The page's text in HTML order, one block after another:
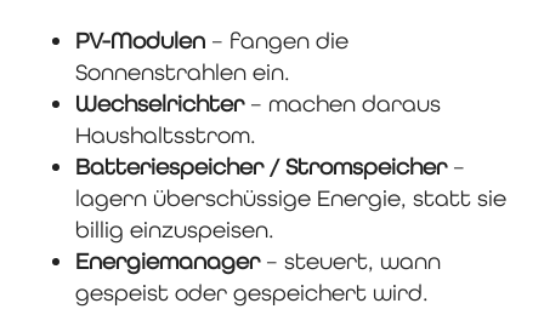
PV-Modulen – fangen die
Sonnenstrahlen ein.
Wechselrichter– machen daraus
Haushaltsstrom.
Batteriespeicher / Stromspeicher–
lagern überschüssige Energie, statt sie
billig einzuspeisen.
Energiemanager– steuert, wann
gespeist oder gespeichert wird.